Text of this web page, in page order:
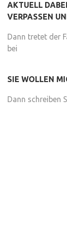
AKTUELL
VERPASSEN
Dann tretet der
bei
SIE WOLLEN
Dann schreiben